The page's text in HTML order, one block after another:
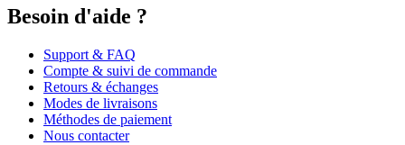
Besoin d'aide ?
Support & FAQ
Compte & suivi de commande
Retours & échanges
Modes de livraisons
Méthodes de paiement
Nous contacter